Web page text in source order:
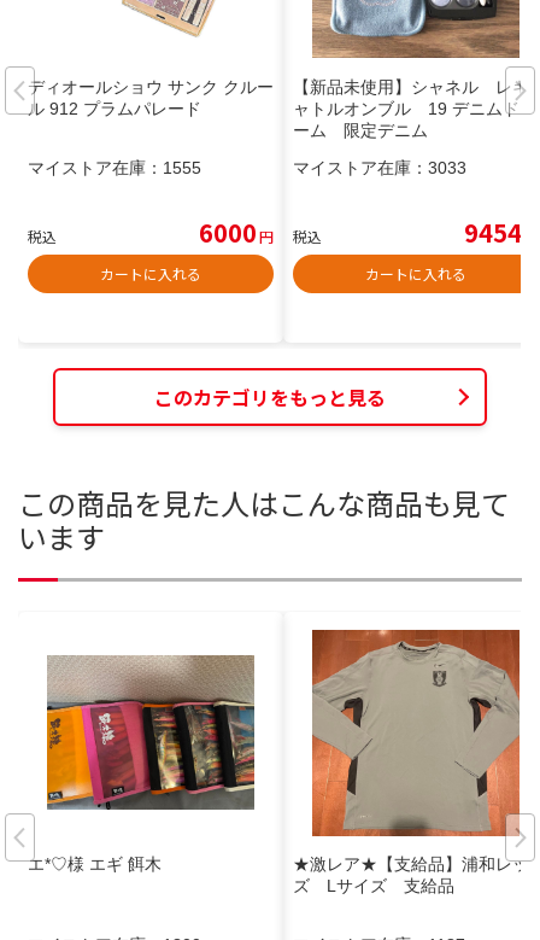
ディオールショウ サンク クルー
ル 912 プラムパレード
マイストア在庫： 1555
税込 6000円
カートに入れる
【新品未使用】シャネル レキ
ャトルオンブル 19 デニムドリ
ーム 限定デニム
マイストア在庫： 3033
税込 9454
カートに入れる
このカテゴリをもっと見る
この商品を見た人はこんな商品も見て
います
エ*♡様 エギ 餌木
★激レア★【支給品】浦和レッ
ズ Lサイズ 支給品